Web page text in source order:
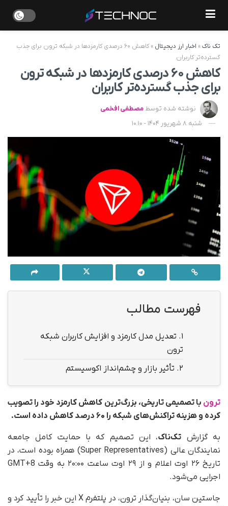
تک ناک» اخبار ارز دیجیتال »
کاهش ۶۰ درصدی کارمزدها در شبکه ترون برای جذب
گسترده‌تر کاربران
کاهش ۶۰ درصدی کارمزدها در شبکه ترون
برای جذب گسترده‌تر کاربران
نوشته شده توسط مصطفی افخمی
شنبه 8 شهریور 1404 - 10:10
فهرست مطالب
1. تعدیل مدل کارمزد و افزایش کاربران شبکه
ترون
2. تأثیر بازار و چشم‌انداز اکوسیستم
ترون با تصمیمی تاریخی، بزرگ‌ترین کاهش کارمزد خود را تصویب
کرده و هزینه تراکنش‌های شبکه را ۶۰ درصد کاهش داده است.
به گزارش تک‌ناک، این تصمیم که با حمایت کامل جامعه
نمایندگان عالی (Super Representatives) همراه بوده است، در
تاریخ ۲۶ اوت اعلام و از ۲۹ اوت ساعت ۲۰:۰۰ به وقت GMT+8
اجرایی می‌شود.
جاستین سان، بنیان‌گذار ترون، در پلتفرم X این خبر را تأیید کرد و